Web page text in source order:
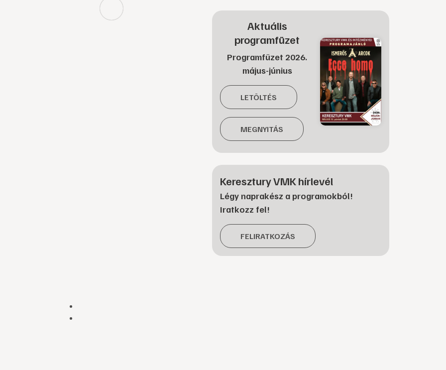
Aktuális
programfüzet
Programfüzet 2026.
május-június
LETÖLTÉS
MEGNYITÁS
Keresztury VMK hírlevél
Légy naprakész a programokból!
Iratkozz fel!
FELIRATKOZÁS